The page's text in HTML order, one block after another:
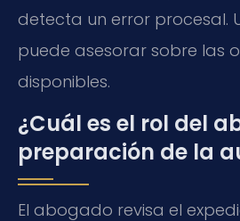
detecta un error procesal.
puede asesorar sobre las
disponibles.
¿Cuál es el rol del
preparación de la
El abogado revisa el